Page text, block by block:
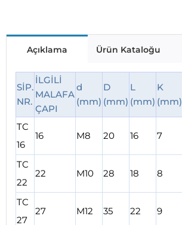
Açıklama Ürün Kataloğu
SİP.
NR.
İLGİLİ
MALAFA
ÇAPI
d
(mm)
D
(mm)
L
(mm)
K
(mm)
TC
16
16 M8 20 16 7
TC
22
22 M10 28 18 8
TC
27
27 M12 35 22 9